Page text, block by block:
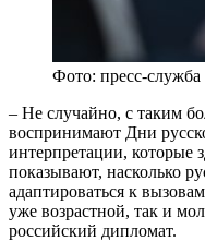
Фото: пресс-
– Не случайно, с таким
воспринимают Дни
интерпретации, которые
показывают, насколько
адаптироваться к
уже возрастной, так и
российский дипломат.